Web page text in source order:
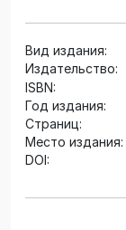
Вид издания:
Издательство:
ISBN:
Год издания:
Страниц:
Место издания:
DOI: